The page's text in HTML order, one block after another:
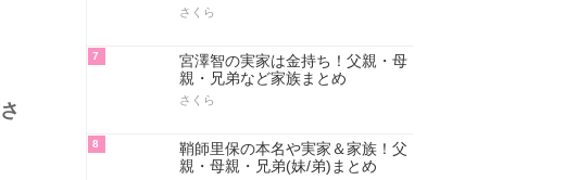
さくら
7
宮澤智の実家は金持ち！父親・母
親・兄弟など家族まとめ
さくら
8
鞘師里保の本名や実家＆家族！父
親・母親・兄弟(妹/弟)まとめ